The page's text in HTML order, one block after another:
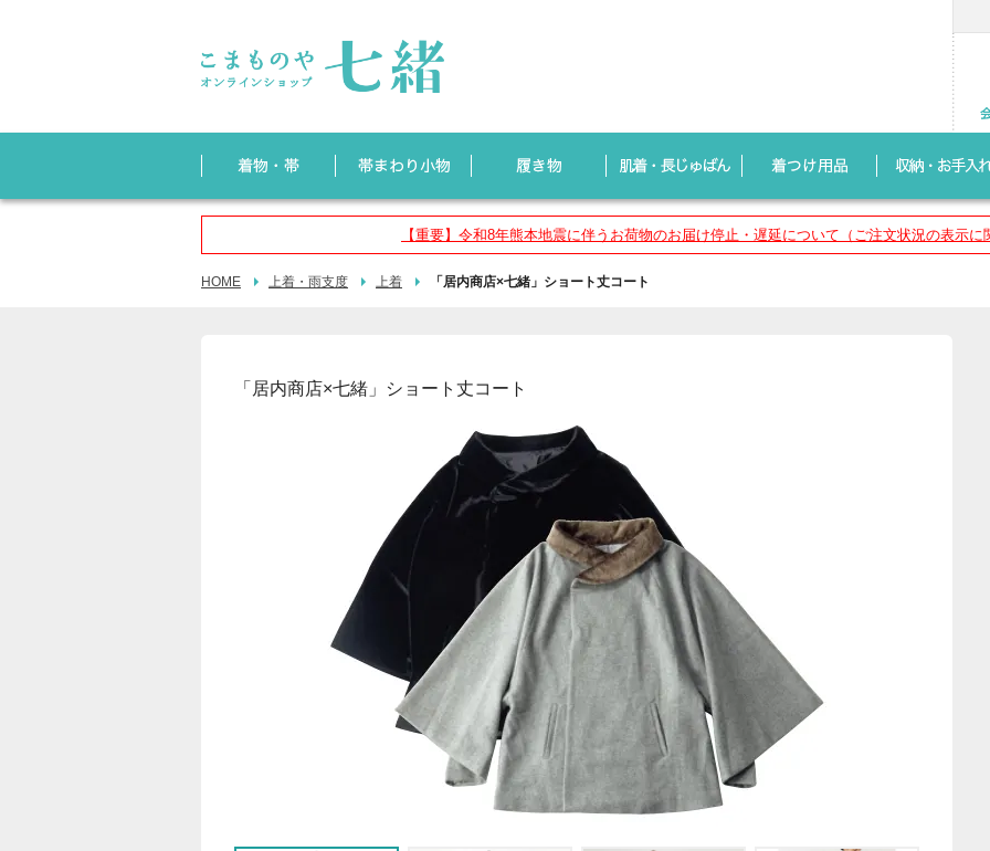
【重要】令和8年熊本地震に伴うお荷物のお届け停止・遅延について（ご注文状況の表示に
HOME 上着・雨支度 上着 「居内商店×七緒」ショート丈コート
「居内商店×七緒」ショート丈コート